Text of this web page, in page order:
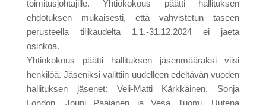
toimitusjohtajille. Yhtiökokous päätti hallituksen
ehdotuksen mukaisesti, että vahvistetun taseen
perusteella tilikaudelta 1.1.-31.12.2024 ei jaeta
osinkoa.
Yhtiökokous päätti hallituksen jäsenmääräksi viisi
henkilöä. Jäseniksi valittiin uudelleen edeltävän vuoden
hallituksen jäsenet: Veli-Matti Kärkkäinen, Sonja